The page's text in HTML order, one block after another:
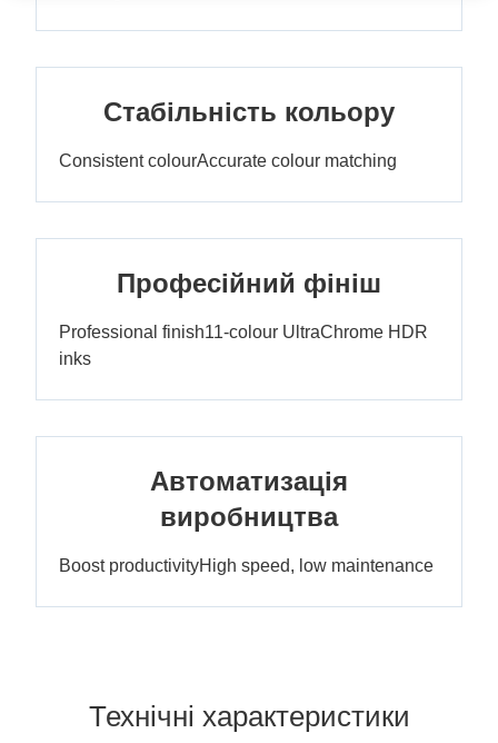
Стабільність кольору
Consistent colourAccurate colour matching
Професійний фініш
Professional finish11-colour UltraChrome HDR
inks
Автоматизація
виробництва
Boost productivityHigh speed, low maintenance
Технічні характеристики